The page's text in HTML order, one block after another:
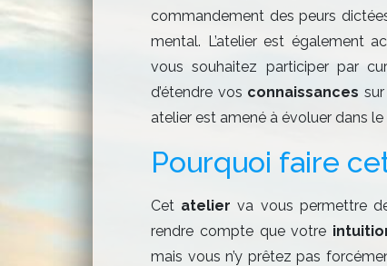
commandement des peurs
mental. L’atelier est également
vous souhaitez participer par
d’étendre vos connaissances
atelier est amené à évoluer dans
Pourquoi faire
Cet atelier va vous permettre
rendre compte que votre
mais vous n’y prêtez pas